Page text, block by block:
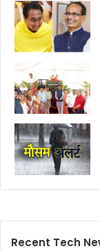
Recent Tech